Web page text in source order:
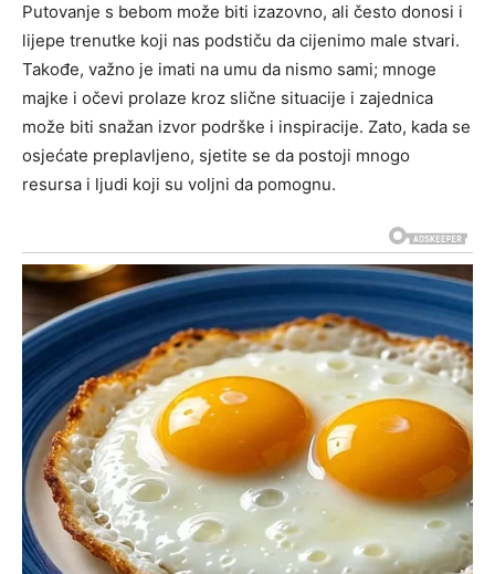
Putovanje s bebom može biti izazovno, ali često donosi i
lijepe trenutke koji nas podstiču da cijenimo male stvari.
Takođe, važno je imati na umu da nismo sami; mnoge
majke i očevi prolaze kroz slične situacije i zajednica
može biti snažan izvor podrške i inspiracije. Zato, kada se
osjećate preplavljeno, sjetite se da postoji mnogo
resursa i ljudi koji su voljni da pomognu.